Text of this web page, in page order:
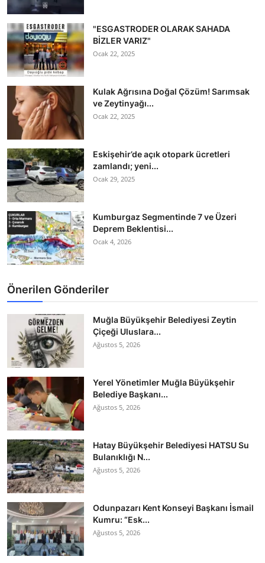
"ESGASTRODER OLARAK SAHADA
BİZLER VARIZ"
Ocak 22, 2025
Kulak Ağrısına Doğal Çözüm! Sarımsak
ve Zeytinyağı...
Ocak 22, 2025
Eskişehir’de açık otopark ücretleri
zamlandı; yeni...
Ocak 29, 2025
Kumburgaz Segmentinde 7 ve Üzeri
Deprem Beklentisi...
Ocak 4, 2026
Önerilen Gönderiler
Muğla Büyükşehir Belediyesi Zeytin
Çiçeği Uluslara...
Ağustos 5, 2026
Yerel Yönetimler Muğla Büyükşehir
Belediye Başkanı...
Ağustos 5, 2026
Hatay Büyükşehir Belediyesi HATSU Su
Bulanıklığı N...
Ağustos 5, 2026
Odunpazarı Kent Konseyi Başkanı İsmail
Kumru: “Esk...
Ağustos 5, 2026